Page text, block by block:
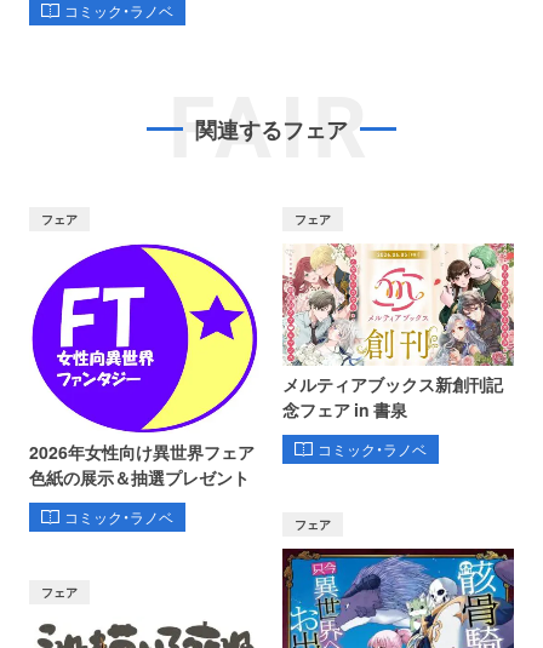
コミック・ラノベ
FAIR
関連するフェア
フェア
2026年女性向け異世界フェア
色紙の展示＆抽選プレゼント
コミック・ラノベ
フェア
メルティアブックス新創刊記
念フェア in 書泉
コミック・ラノベ
フェア
フェア